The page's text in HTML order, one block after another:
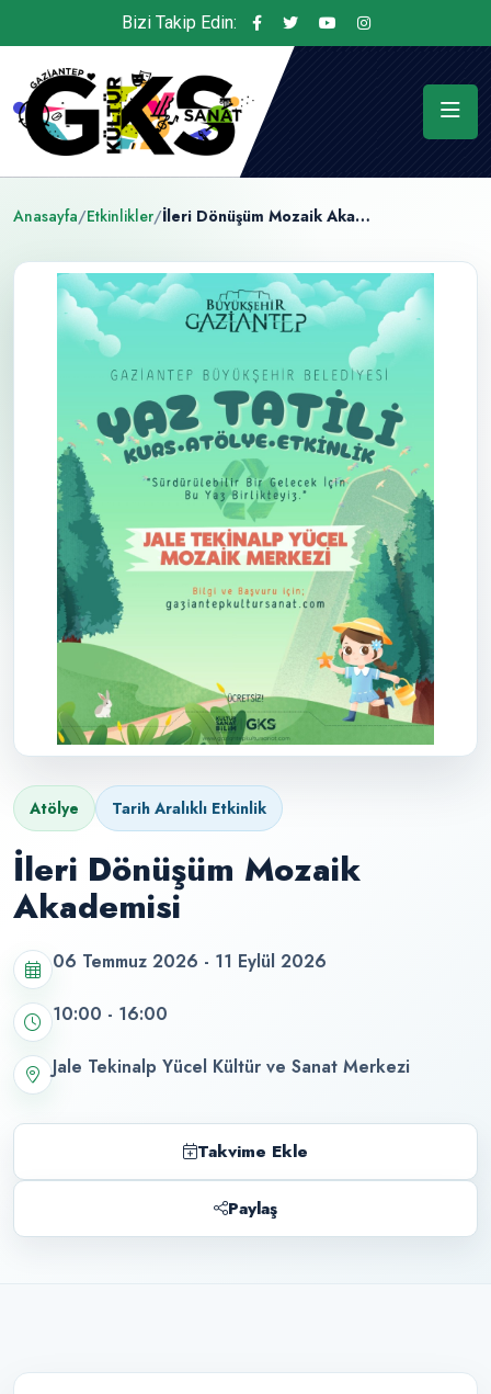
Bizi Takip Edin:
Anasayfa/Etkinlikler/ İleri Dönüşüm Mozaik Akademisi
Atölye Tarih Aralıklı Etkinlik
İleri Dönüşüm Mozaik
Akademisi
06 Temmuz 2026 - 11 Eylül 2026
10:00 - 16:00
Jale Tekinalp Yücel Kültür ve Sanat Merkezi
Takvime Ekle
Paylaş